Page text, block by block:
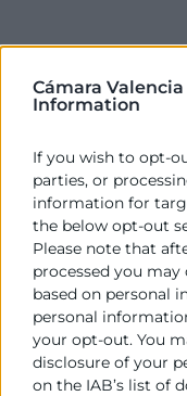
Cámara Valencia
Information
If you wish to opt-
parties, or
information for
the below opt-out
Please note that
processed you
based on personal
personal
your opt-out. You
disclosure of your
on the IAB’s list of